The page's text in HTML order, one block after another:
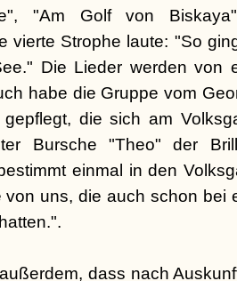
"Am Golf von
vierte Strophe laute: "So
Die Lieder werden von
habe die Gruppe vom
gepflegt, die sich am
Bursche "Theo" der
einmal in den
uns, die auch schon bei
dass nach